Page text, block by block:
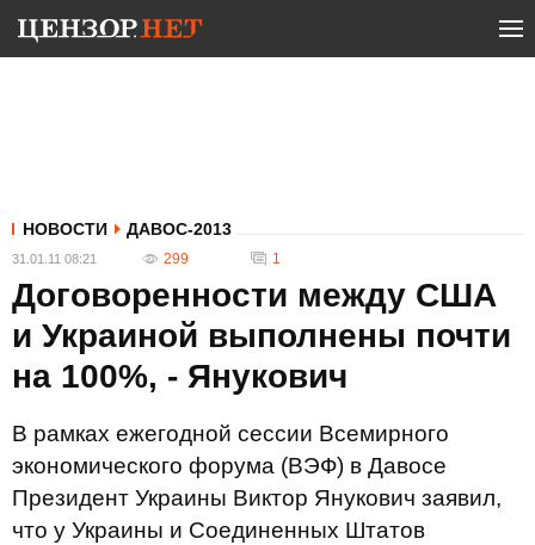
НОВОСТИ ДАВОС-2013
31.01.11 08:21 299 1
Договоренности между США
и Украиной выполнены почти
на 100%, - Янукович
В рамках ежегодной сессии Всемирного
экономического форума (ВЭФ) в Давосе
Президент Украины Виктор Янукович заявил,
что у Украины и Соединенных Штатов